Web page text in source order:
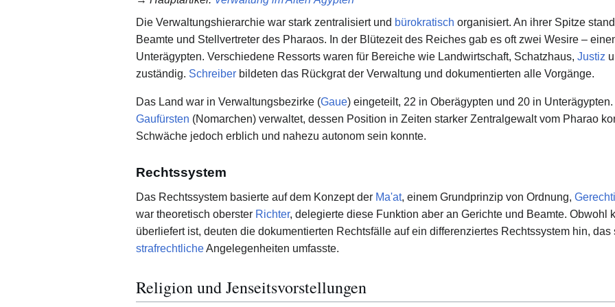
Die Verwaltungshierarchie war stark zentralisiert und bürokratisch organisiert. An ihrer Spitze
Beamte und Stellvertreter des Pharaos. In der Blütezeit des Reiches gab es oft zwei Wesire –
Unterägypten. Verschiedene Ressorts waren für Bereiche wie Landwirtschaft, Schatzhaus, Justiz
zuständig. Schreiber bildeten das Rückgrat der Verwaltung und dokumentierten alle Vorgänge.
Das Land war in Verwaltungsbezirke (Gaue) eingeteilt, 22 in Oberägypten und 20 in
Gaufürsten (Nomarchen) verwaltet, dessen Position in Zeiten starker Zentralgewalt vom Pharao
Schwäche jedoch erblich und nahezu autonom sein konnte.
Rechtssystem
Das Rechtssystem basierte auf dem Konzept der Ma'at, einem Grundprinzip von Ordnung,
war theoretisch oberster Richter, delegierte diese Funktion aber an Gerichte und Beamte. Obwohl
überliefert ist, deuten die dokumentierten Rechtsfälle auf ein differenziertes Rechtssystem hin,
strafrechtlicheAngelegenheiten umfasste.
Religion und Jenseitsvorstellungen